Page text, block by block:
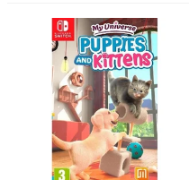
Prix 48,01€ HT